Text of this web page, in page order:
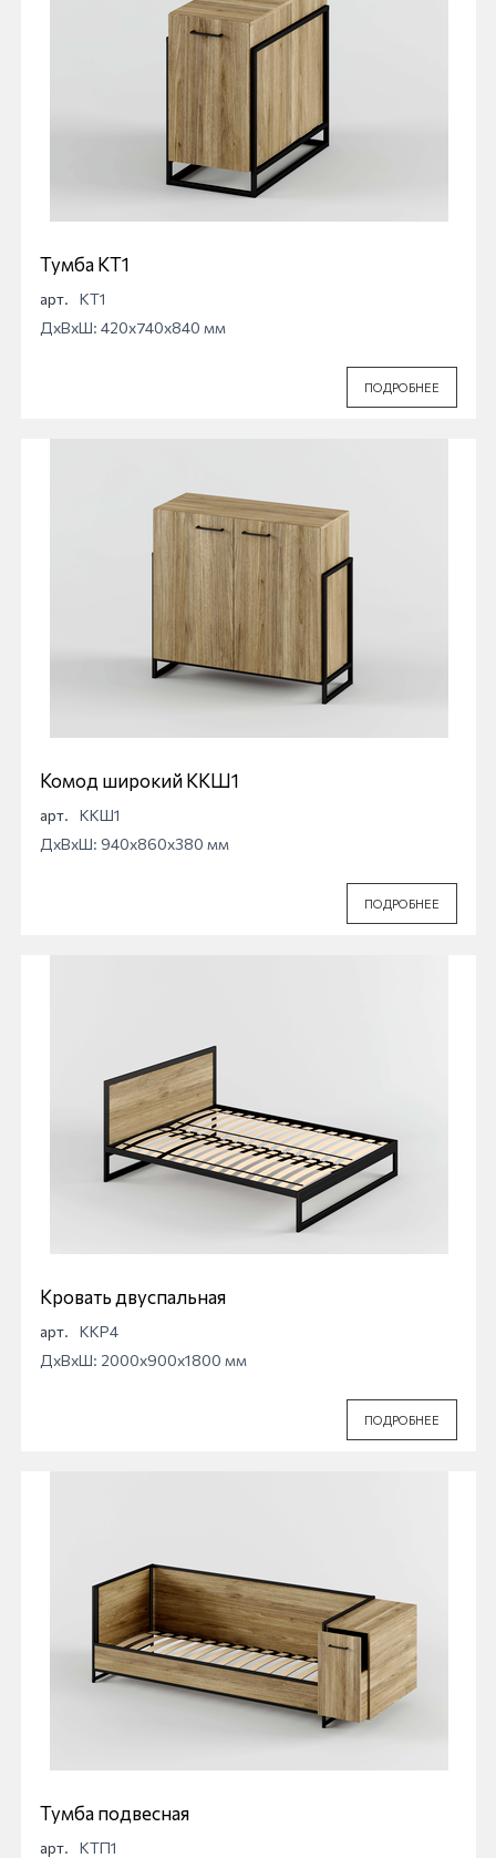
Тумба КТ1
арт.
КТ1
ДхВхШ: 420x740x840 мм
ПОДРОБНЕЕ
Комод широкий ККШ1
арт.
ККШ1
ДхВхШ: 940x860x380 мм
ПОДРОБНЕЕ
Кровать двуспальная
арт.
ККР4
ДхВхШ: 2000x900x1800 мм
ПОДРОБНЕЕ
Тумба подвесная
арт.
КТП1